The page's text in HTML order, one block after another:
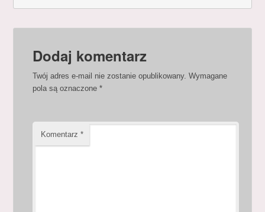
Dodaj komentarz
Twój adres e-mail nie zostanie opublikowany. Wymagane
pola są oznaczone*
Komentarz*